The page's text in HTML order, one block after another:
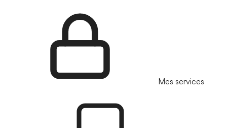
Mes services